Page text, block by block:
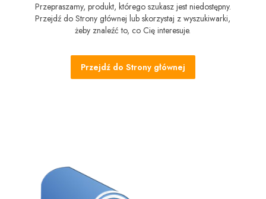
Przepraszamy, produkt, którego szukasz jest niedostępny.
Przejdź do Strony głównej lub skorzystaj z wyszukiwarki,
żeby znaleźć to, co Cię interesuje.
Przejdź do Strony głównej